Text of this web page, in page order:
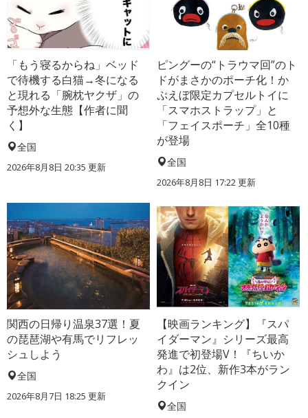
「もう寝るからね」ベッド
で待機する白猫→冬になる
と現れる「腕枕ヤクザ」の
予想外な生態【作者に聞
く】
全国
2026年8月8日 20:35 更新
ピングーの“トラウマ回”のト
ドがまさかのポーチ化！か
ぷえぼ限定カプセルトイに
「スマホストラップ」と
「フェイスポーチ」全10種
が登場
全国
2026年8月8日 17:22更新
関西の日帰り温泉37選！夏
の琵琶湖や有馬でリフレッ
シュしよう
全国
2026年8月7日 18:25 更新
【映画ランキング】『スパ
イダーマン』シリーズ最高
発進で初登場V！『ちいか
わ』は2位、新作3本がラン
クイン
全国